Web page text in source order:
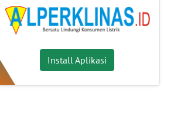
Install Aplikasi